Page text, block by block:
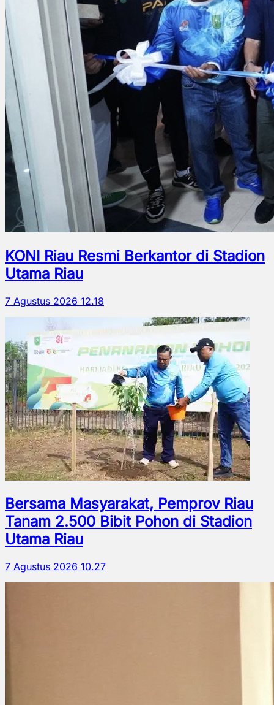
KONI Riau Resmi Berkantor di Stadion
Utama Riau
7 Agustus 2026 12.18
Bersama Masyarakat, Pemprov Riau
Tanam 2.500 Bibit Pohon di Stadion
Utama Riau
7 Agustus 2026 10.27